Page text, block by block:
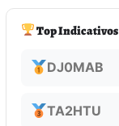
Top Indicativos
DJ0MAB
TA2HTU